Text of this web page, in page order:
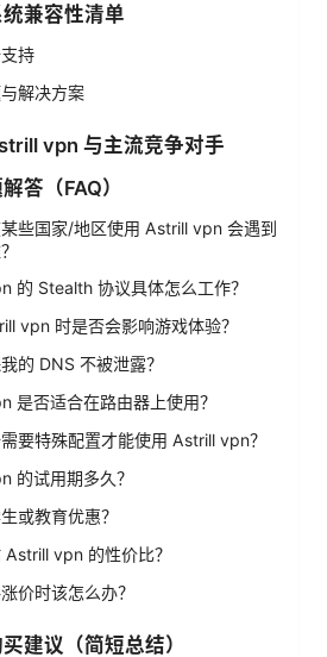
兼容性清单
持
解决方案
vpn 与主流竞争对手
答（FAQ）
些国家/地区使用 Astrill vpn 会遇到
的 Stealth 协议具体怎么工作？
vpn 时是否会影响游戏体验？
的 DNS 不被泄露？
是否适合在路由器上使用？
要特殊配置才能使用 Astrill vpn？
的试用期多久？
或教育优惠？
Astrill vpn 的性价比？
价时该怎么办？
建议（简短总结）